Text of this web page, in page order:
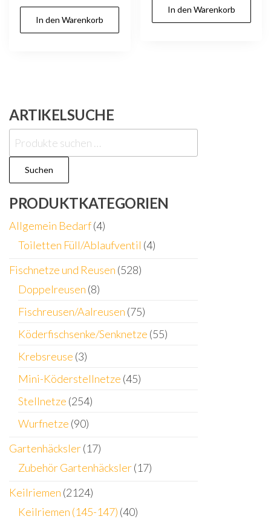
In den Warenkorb
In den Warenkorb
ARTIKELSUCHE
Suchen
nach:
Suchen
PRODUKTKATEGORIEN
Allgemein Bedarf(4)
Toiletten Füll/Ablaufventil (4)
Fischnetze und Reusen (528)
Doppelreusen (8)
Fischreusen/Aalreusen (75)
Köderfischsenke/Senknetze (55)
Krebsreuse (3)
Mini-Köderstellnetze (45)
Stellnetze (254)
Wurfnetze (90)
Gartenhäcksler(17)
Zubehör Gartenhäcksler(17)
Keilriemen (2124)
Keilriemen (145-147) (40)